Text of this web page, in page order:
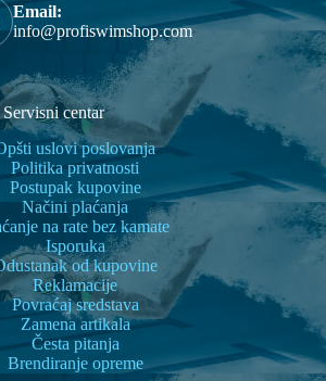
Email:
info@profiswimshop.com
Servisni centar
uslovi poslovanja
Politika privatnosti
Postupak kupovine
Načini plaćanja
na rate bez kamate
Isporuka
od kupovine
Reklamacije
Povraćaj sredstava
Zamena artikala
Česta pitanja
Brendiranje opreme